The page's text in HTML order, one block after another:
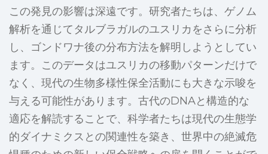
この発見の影響は深遠です。研究者たちは、ゲノム
解析を通じてタルブラガルのユスリカをさらに分析
し、ゴンドワナ後の分布方法を解明しようとしてい
ます。このデータはユスリカの移動パターンだけで
なく、現代の生物多様性保全活動にも大きな示唆を
与える可能性があります。古代のDNAと構造的な
適応を解読することで、科学者たちは現代の生態学
的ダイナミクスとの関連性を築き、世界中の絶滅危